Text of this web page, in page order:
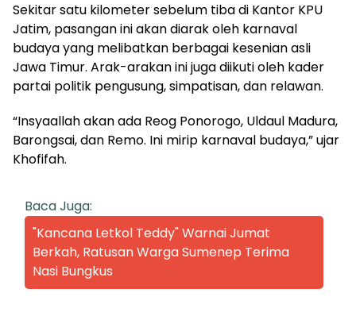
Sekitar satu kilometer sebelum tiba di Kantor KPU
Jatim, pasangan ini akan diarak oleh karnaval
budaya yang melibatkan berbagai kesenian asli
Jawa Timur. Arak-arakan ini juga diikuti oleh kader
partai politik pengusung, simpatisan, dan relawan.
“Insyaallah akan ada Reog Ponorogo, Uldaul Madura,
Barongsai, dan Remo. Ini mirip karnaval budaya,” ujar
Khofifah.
Baca Juga:
"Kancana Letkol Teddy" Warnai Jumat
Berkah, Ratusan Warga Sumenep Terima
Nasi Bungkus